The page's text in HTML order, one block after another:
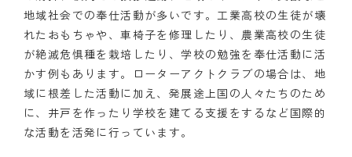
地域社会での奉仕活動が多いです。工業高校の生徒が壊
れたおもちゃや、車椅子を修理したり、農業高校の生徒
が絶滅危惧種を栽培したり、学校の勉強を奉仕活動に活
かす例もあります。ローターアクトクラブの場合は、地
域に根差した活動に加え、発展途上国の人々たちのため
に、井戸を作ったり学校を建てる支援をするなど国際的
な活動を活発に行っています。